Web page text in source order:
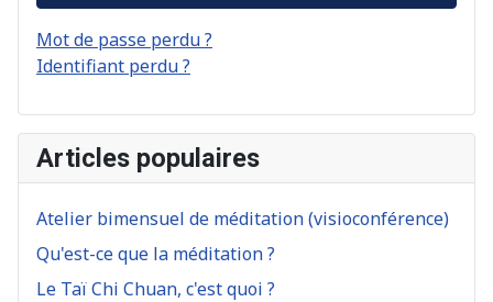
Mot de passe perdu ?
Identifiant perdu ?
Articles populaires
Atelier bimensuel de méditation (visioconférence)
Qu'est-ce que la méditation ?
Le Taï Chi Chuan, c'est quoi ?